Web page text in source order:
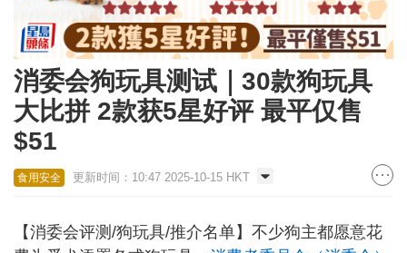
消委会狗玩具测试｜30款狗玩具
大比拼 2款获5星好评 最平仅售
$51
食用安全 更新时间：10:47 2025-10-15 HKT
【消委会评测/狗玩具/推介名单】不少狗主都愿意花